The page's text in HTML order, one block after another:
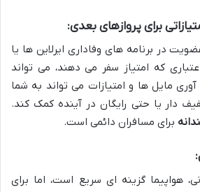
برای پروازهای بعدی:
در برنامه های وفاداری ایرلاین ها یا
که امتیاز سفر می دهند، می تواند
مایل ها و امتیازات می تواند به شما
دار یا حتی رایگان در آینده کمک کند.
برای مسافران دائمی است.
هواپیما گزینه ای سریع است، اما برای